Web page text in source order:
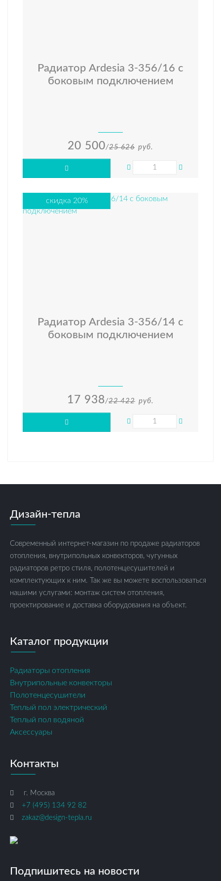
Радиатор Ardesia 3-356/16 с
боковым подключением
20 500/25 626 руб.
скидка 20%
Радиатор Ardesia 3-356/14 с
боковым подключением
17 938/22 422 руб.
Дизайн-тепла
Современный интернет-магазин по продаже радиаторов
отопления, внутрипольных конвекторов, чугунных
радиаторов ретро стиля, полотенцесушителей и
комплектующих к ним. Так же вы можете воспользоваться
нашими услугами: монтаж систем отопления,
проектирование и доставка оборудования на объект.
Каталог продукции
Радиаторы отопления
Внутрипольные конвекторы
Полотенцесушители
Теплый пол электрический
Теплый пол водяной
Аксессуары
Контакты
г. Москва
+7 (495) 134 92 82
zakaz@design-tepla.ru
Подпишитесь на новости